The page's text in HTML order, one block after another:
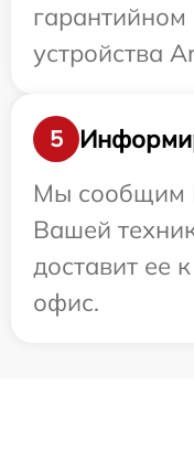
устройства
5
Мы сообщим
Вашей
доставит ее
офис.